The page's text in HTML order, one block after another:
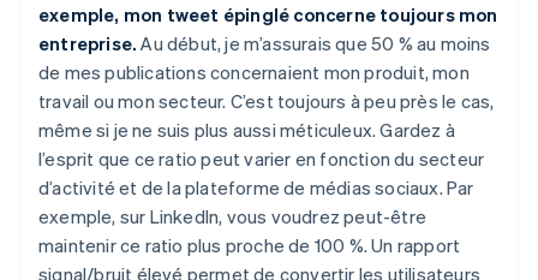
exemple, mon tweet épinglé concerne toujours mon
entreprise. Au début, je m’assurais que 50 % au moins
de mes publications concernaient mon produit, mon
travail ou mon secteur. C’est toujours à peu près le cas,
même si je ne suis plus aussi méticuleux. Gardez à
l’esprit que ce ratio peut varier en fonction du secteur
d’activité et de la plateforme de médias sociaux. Par
exemple, sur LinkedIn, vous voudrez peut-être
maintenir ce ratio plus proche de 100 %. Un rapport
signal/bruit élevé permet de convertir les utilisateurs